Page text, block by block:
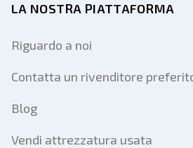
LA NOSTRA PIATTAFORMA
Riguardo a noi
Contatta un rivenditore
Blog
Vendi attrezzatura usata